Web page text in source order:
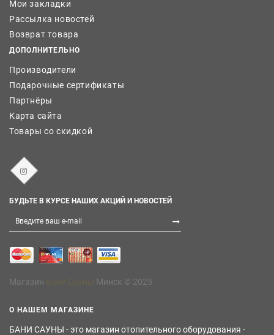
Мои закладки
Рассылка новостей
Возврат товара
ДОПОЛНИТЕЛЬНО
Производители
Подарочные сертификаты
Партнёры
Карта сайта
Товары со скидкой
БУДЬТЕ В КУРСЕ НАШИХ АКЦИЙ И НОВОСТЕЙ
Магазин Минск © 2025
О НАШЕМ МАГАЗИНЕ
БАНИ САУНЫ - это магазин отопительного оборудования -